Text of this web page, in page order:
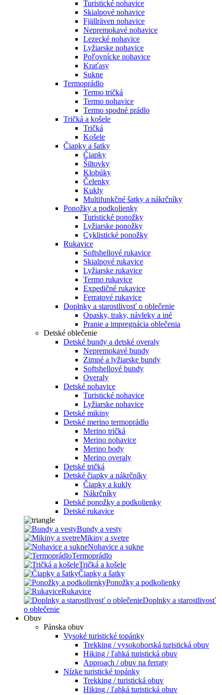
Turistické nohavice
Skialpové nohavice
Fjällräven nohavice
Nepremokavé nohavice
Lezecké nohavice
Lyžiarske nohavice
Poľovnícke nohavice
Kraťasy
Sukne
Termoprádlo
Termo tričká
Termo nohavice
Termo spodné prádlo
Tričká a košele
Tričká
Košele
Čiapky a šatky
Čiapky
Šiltovky
Klobúky
Čelenky
Kukly
Multifunkčné šatky a nákrčníky
Ponožky a podkolienky
Turistické ponožky
Lyžiarske ponožky
Cyklistické ponožky
Rukavice
Softshellové rukavice
Skialpové rukavice
Lyžiarske rukavice
Termo rukavice
Expedičné rukavice
Ferratové rukavice
Doplnky a starostlivosť o oblečenie
Opasky, traky, návleky a iné
Pranie a impregnácia oblečenia
Detské oblečenie
Detské bundy a detské overaly
Nepremokavé bundy
Zimné a lyžiarske bundy
Softshellové bundy
Overaly
Detské nohavice
Turistické nohavice
Lyžiarske nohavice
Detské mikiny
Detské merino termoprádlo
Merino tričká
Merino nohavice
Merino body
Merino overaly
Detské tričká
Detské čiapky a nákrčníky
Čiapky a kukly
Nákrčníky
Detské ponožky a podkolienky
Detské rukavice
Bundy a vesty
Mikiny a svetre
Nohavice a sukne
Termoprádlo
Tričká a košele
Čiapky a šatky
Ponožky a podkolienky
Rukavice
Doplnky a starostlivosť
o oblečenie
Obuv
Pánska obuv
Vysoké turistické topánky
Trekking / vysokohorská turistická obuv
Hiking / ľahká turistická obuv
Approach / obuv na ferraty
Nízke turistické topánky
Trekking / turistická obuv
Hiking / ľahká turistická obuv